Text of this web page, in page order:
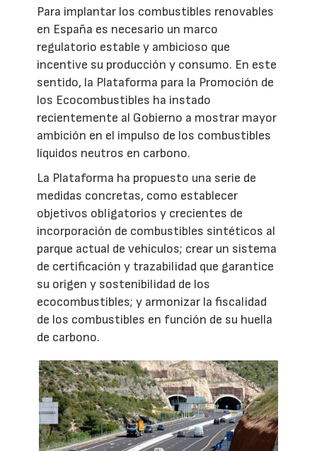
Para implantar los combustibles renovables
en España es necesario un marco
regulatorio estable y ambicioso que
incentive su producción y consumo. En este
sentido, la Plataforma para la Promoción de
los Ecocombustibles ha instado
recientemente al Gobierno a mostrar mayor
ambición en el impulso de los combustibles
líquidos neutros en carbono.
La Plataforma ha propuesto una serie de
medidas concretas, como establecer
objetivos obligatorios y crecientes de
incorporación de combustibles sintéticos al
parque actual de vehículos; crear un sistema
de certificación y trazabilidad que garantice
su origen y sostenibilidad de los
ecocombustibles; y armonizar la fiscalidad
de los combustibles en función de su huella
de carbono.